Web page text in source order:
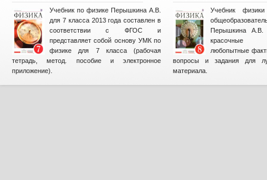
Учебник по физике Перышкина А.В.
для 7 класса 2013 года составлен в
соответствии с ФГОС и
представляет собой основу УМК по
физике для 7 класса (рабочая
тетрадь, метод. пособие и электронное
приложение).
Учебник
Перышкина А.В.
красочные
любопытные
вопросы и задания для
материала.